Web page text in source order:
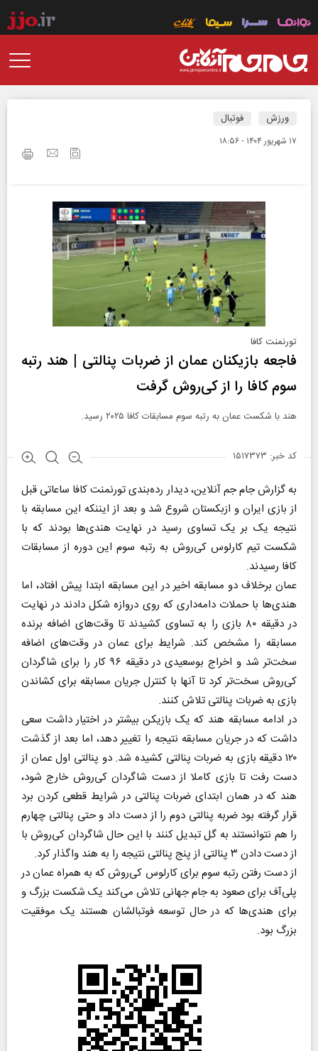
ورزش فوتبال
۱۷ شهريور ۱۴۰۴ - ۱۸:۵۶
تورنمنت کافا
فاجعه بازیکنان عمان از ضربات پنالتی | هند رتبه
سوم کافا را از کی‌روش گرفت
هند با شکست عمان به رتبه سوم مسابقات کافا ۲۰۲۵ رسید.
کد خبر: ۱۵۱۷۳۷۳
به گزارش جام جم آنلاین، دیدار رده‌بندی تورنمنت کافا ساعاتی قبل
از بازی ایران و ازبکستان شروع شد و بعد از ایننکه این مسابقه با
نتیجه یک بر یک تساوی رسید در نهایت هندی‌ها بودند که با
شکست تیم کارلوس کی‌روش به رتبه سوم این دوره از مسابقات
کافا رسیدند.
عمان برخلاف دو مسابقه اخیر در این مسابقه ابتدا پیش افتاد، اما
هندی‌ها با حملات دامه‌داری که روی دروازه شکل دادند در نهایت
در دقیقه ۸۰ بازی را به تساوی کشیدند تا وقت‌های اضافه برنده
مسابقه را مشخص کند. شرایط برای عمان در وقت‌های اضافه
سخت‌تر شد و اخراج بوسعیدی در دقیقه ۹۶ کار را برای شاگردان
کی‌روش سخت‌تر کرد تا آنها با کنترل جریان مسابقه برای کشاندن
بازی به ضربات پنالتی تلاش کنند.
در ادامه مسابقه هند که یک بازیکن بیشتر در اختیار داشت سعی
داشت که در جریان مسابقه نتیجه را تغییر دهد، اما بعد از گذشت
۱۲۰ دقیقه بازی به ضربات پنالتی کشیده شد. دو پنالتی اول عمان از
دست رفت تا بازی کاملا از دست شاگردان کی‌روش خارج شود،
هند که در همان ابتدای ضربات پنالتی در شرایط قطعی کردن برد
قرار گرفته بود ضربه پنالتی دوم را از دست داد و حتی پنالتی چهارم
را هم نتوانستند به گل تبدیل کنند با این حال شاگردان کی‌روش با
از دست دادن ۳ پنالتی از پنج پنالتی نتیجه را به هند واگذار کرد.
از دست رفتن رتبه سوم برای کارلوس کی‌روش که به همراه عمان در
پلی‌آف برای صعود به جام جهانی تلاش می‌کند یک شکست بزرگ و
برای هندی‌ها که در حال توسعه فوتبالشان هستند یک موفقیت
بزرگ بود.